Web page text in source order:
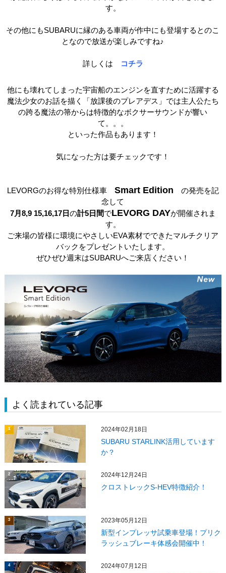
す。
その他にもSUBARUに縁のある車両が作中にも登場するとのこ
となので放送が楽しみですね♪
詳しくは コチラ
他にも壊れてしまった宇宙船のエンジンを直すために活躍する
魔法少女のお話を描く「放課後のプレアデス」では主人公たち
の跨る魔法の箒からは特徴的なボクサーサウンドが響い
て。。。
といった作品もあります！
気になった方は要チェックです！
LEVORGのお得な特別仕様車 Smart Edition の発売を記
念して
7月8,9 15,16,17日の計5日間でLEVORG DAYが開催されま
す。
ご来場の皆様に環境にやさしいEVA素材でできたマルチクリア
バックをプレゼントいたします。
ぜひぜひ週末はSUBARUへご来店ください！
よく読まれている記事
1 2024年02月18日
SUBARU STARLINK活用しています
か？
2 2024年12月24日
クロストレックS-HEV特徴紹介！
3 2023年05月12日
新型インプレッサ試乗車登場！プリク
ラッシュブレーキ体感会開催中！
4 2024年07月12日